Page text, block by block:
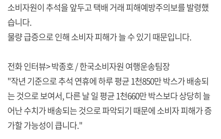
소비자원이 추석을 앞두고 택배 거래 피해예방주의보를 발령했
습니다.
물량 급증으로 인해 소비자 피해가 늘 수 있기 때문입니다.
전화 인터뷰> 박종호 / 한국소비자원 여행운송팀장
"작년 기준으로 추석 연휴에 하루 평균 1천850만 박스가 배송되
는 것으로 보여서, 다른 날 일 평균 1천660만 박스보다 상당히 늘
어난 수치가 배송되는 것으로 파악되기 때문에 소비자 피해가 증
가할 가능성이 큽니다."